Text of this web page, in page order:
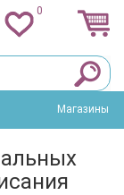
0
Магазины